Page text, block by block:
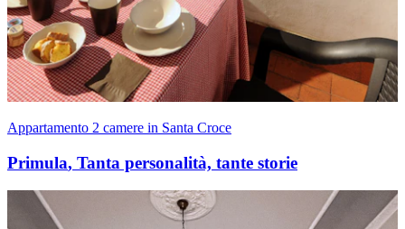
Appartamento 2 camere in Santa Croce
Primula, Tanta personalità, tante storie